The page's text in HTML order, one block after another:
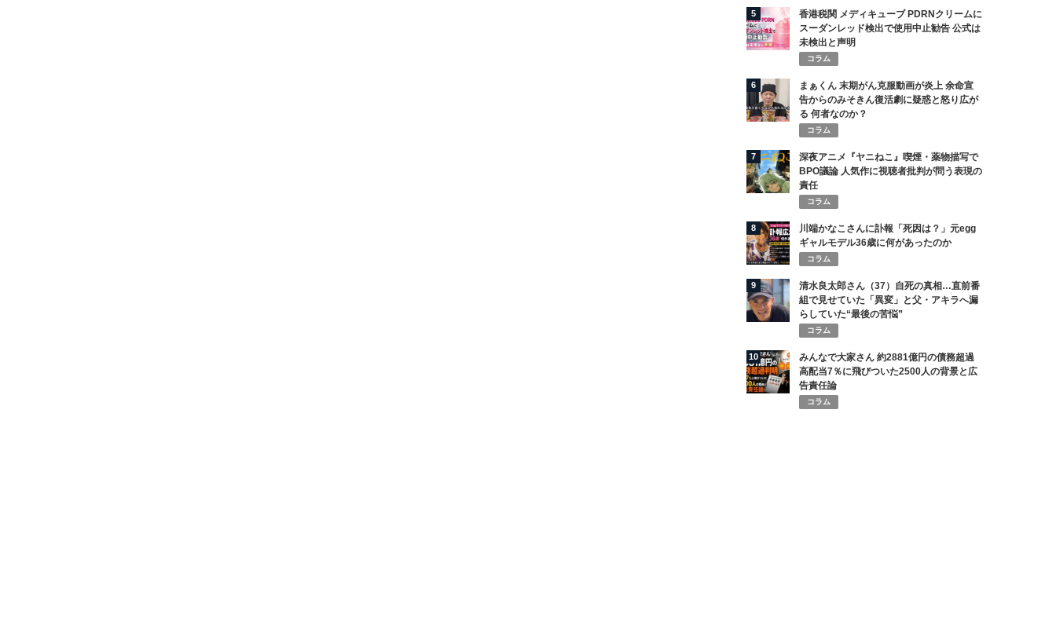
5
香港税関 メディキューブ PDRNクリームに
スーダンレッド検出で使用中止勧告 公式は
未検出と声明
コラム
6
まぁくん 末期がん克服動画が炎上 余命宣
告からのみそきん復活劇に疑惑と怒り広が
る 何者なのか？
コラム
7
深夜アニメ『ヤニねこ』喫煙・薬物描写で
BPO議論 人気作に視聴者批判が問う表現の
責任
コラム
8
川端かなこさんに訃報「死因は？」元egg
ギャルモデル36歳に何があったのか
コラム
9
清水良太郎さん（37）自死の真相…直前番
組で見せていた「異変」と父・アキラへ漏
らしていた“最後の苦悩”
コラム
10
みんなで大家さん 約2881億円の債務超過
高配当7％に飛びついた2500人の背景と広
告責任論
コラム